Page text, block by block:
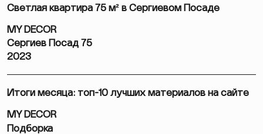
Светлая квартира 75 м² в Сергиевом Посаде
MY DECOR
Сергиев Посад 75
2023
Итоги месяца: топ-10 лучших материалов на сайте
MY DECOR
Подборка